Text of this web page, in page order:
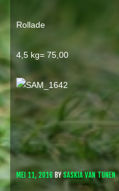
Rollade
4,5 kg= 75,00
MEI 11, 2016 BYSASKIA VAN TUNEN